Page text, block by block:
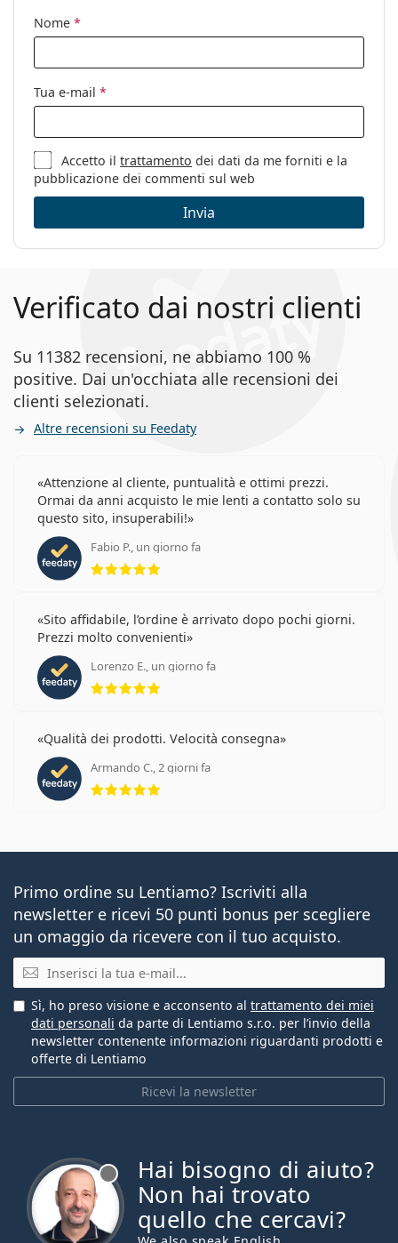
molla:
Accessori
pulizia:
Altro
Sesso:
Donna
Categorie:
Occhiali da vista
Codice:
0VO5276 2864 51
Nome *
Tua e-mail *
Accetto iltrattamento dei dati da me forniti e la
pubblicazione dei commenti sul web
Invia
Verificato dai nostri clienti
Su 11382 recensioni, ne abbiamo 100 %
positive. Dai un'occhiata alle recensioni dei
clienti selezionati.
Altre recensioni su Feedaty
Attenzione al cliente, puntualità e ottimi prezzi.
Ormai da anni acquisto le mie lenti a contatto solo su
questo sito, insuperabili!
Fabio P., un giorno fa
Sito affidabile, l’ordine è arrivato dopo pochi giorni.
Prezzi molto convenienti
Lorenzo E., un giorno fa
valutazione 5 di 5
Qualità dei prodotti. Velocità consegna
Armando C., 2 giorni fa
valutazione 5 di 5
Primo ordine su Lentiamo? Iscriviti alla
newsletter e ricevi 50 punti bonus per scegliere
un omaggio da ricevere con il tuo acquisto.
E-mail
Ricevi la newsletter
Sì, ho preso visione e acconsento al trattamento dei miei
dati personali da parte di Lentiamo s.r.o. per l’invio della
newsletter contenente informazioni riguardanti prodotti e
offerte di Lentiamo
Hai bisogno di aiuto?
Non hai trovato
quello che cercavi?